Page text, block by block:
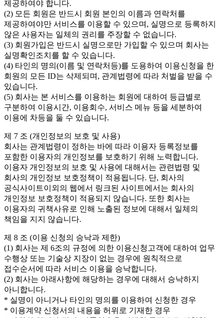
제공하여야 합니다.
(2) 모든 회원은 반드시 회원 본인의 이름과 연락처를
제공하여야만 서비스를 이용할 수 있으며, 실명으로 등록하지
않은 사용자는 일체의 권리를 주장할 수 없습니다.
(3) 회원가입은 반드시 실명으로만 가입할 수 있으며 회사는
실명확인조치를 할 수 있습니다.
(4) 타인의 명의(이름 및 연락처등)를 도용하여 이용신청을 한
회원의 모든 ID는 삭제되며, 관계법령에 따라 처벌을 받을 수
있습니다.
(5) 회사는 본 서비스를 이용하는 회원에 대하여 등급별로
구분하여 이용시간, 이용회수, 서비스 메뉴 등을 세분하여
이용에 차등을 둘 수 있습니다.
제 7 조 (개인정보의 보호 및 사용)
회사는 관계법령이 정하는 바에 따라 이용자 등록정보를
포함한 이용자의 개인정보를 보호하기 위해 노력합니다.
이용자 개인정보의 보호 및 사용에 대해서는 관련법령 및
회사의 개인정보 보호정책이 적용됩니다. 단, 회사의
공식사이트이외의 웹에서 링크된 사이트에서는 회사의
개인정보 보호정책이 적용되지 않습니다. 또한 회사는
이용자의 귀책사유로 인해 노출된 정보에 대해서 일체의
책임을 지지 않습니다.
제 8 조 (이용 신청의 승낙과 제한)
(1) 회사는 제 6조의 규정에 의한 이용신청고객에 대하여 업무
수행상 또는 기술상 지장이 없는 경우에 원칙적으로
접수순서에 따라 서비스 이용을 승낙합니다.
(2) 회사는 아래사항에 해당하는 경우에 대해서 승낙하지
아니합니다.
* 실명이 아니거나 타인의 명의를 이용하여 신청한 경우
* 이용계약 신청서의 내용을 허위로 기재한 경우